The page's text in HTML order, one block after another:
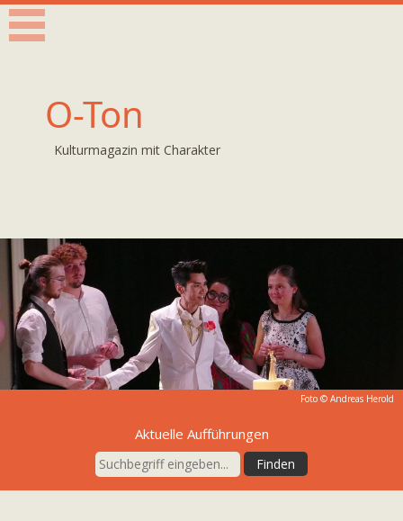
O-Ton
Kulturmagazin mit Charakter
Foto © Andreas Herold
Aktuelle Aufführungen